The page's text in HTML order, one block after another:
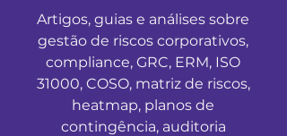
Artigos, guias e análises sobre
gestão de riscos corporativos,
compliance, GRC, ERM, ISO
31000, COSO, matriz de riscos,
heatmap, planos de
contingência, auditoria